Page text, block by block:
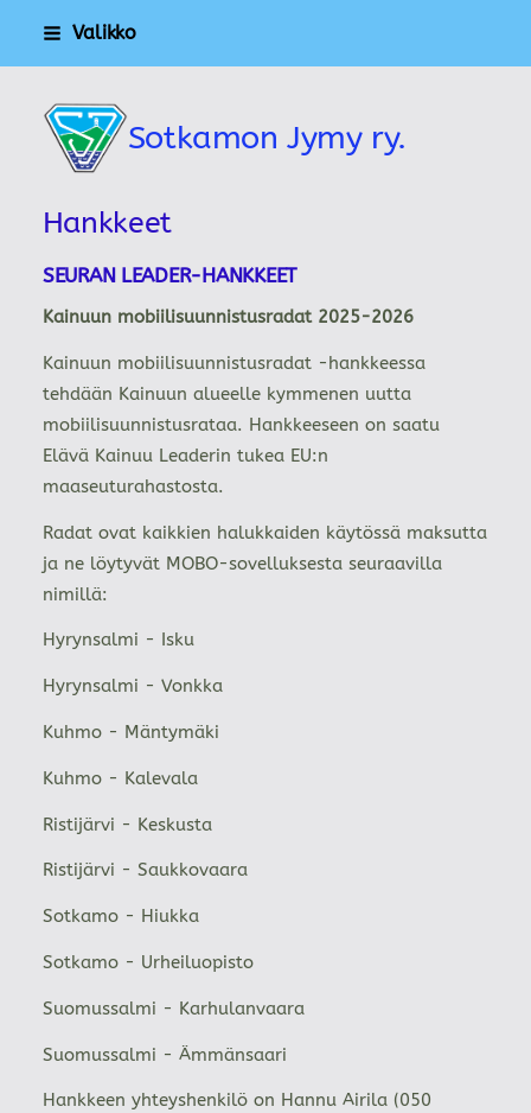
Siirry
Valikko
Sotkamon Jymy ry.
Hankkeet
SEURAN LEADER-HANKKEET
Kainuun mobiilisuunnistusradat 2025-2026
Kainuun mobiilisuunnistusradat -hankkeessa
tehdään Kainuun alueelle kymmenen uutta
mobiilisuunnistusrataa. Hankkeeseen on saatu
Elävä Kainuu Leaderin tukea EU:n
maaseuturahastosta.
Radat ovat kaikkien halukkaiden käytössä maksutta
ja ne löytyvät MOBO-sovelluksesta seuraavilla
nimillä:
Hyrynsalmi - Isku
Hyrynsalmi - Vonkka
Kuhmo - Mäntymäki
Kuhmo - Kalevala
Ristijärvi - Keskusta
Ristijärvi - Saukkovaara
Sotkamo - Hiukka
Sotkamo - Urheiluopisto
Suomussalmi - Karhulanvaara
Suomussalmi - Ämmänsaari
Hankkeen yhteyshenkilö on Hannu Airila (050